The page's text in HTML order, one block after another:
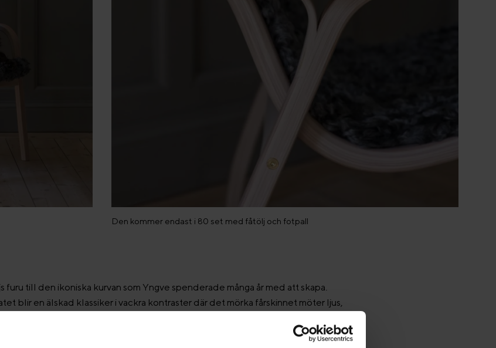
Den kommer endast i 80 set med fåtölj och fotpall
furu till den ikoniska kurvan som Yngve spenderade många år med att skapa.
blir en älskad klassiker i vackra kontraster där det mörka fårskinnet möter ljus,